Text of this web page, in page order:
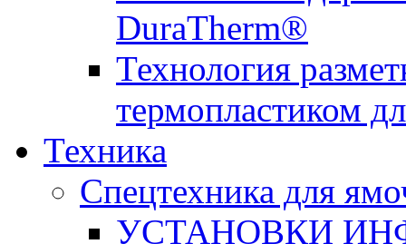
DuraTherm®
Технология
термопластиком
Техника
Спецтехника для
УСТАНОВКИ